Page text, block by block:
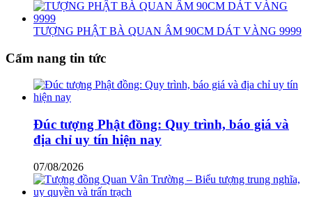
TƯỢNG PHẬT BÀ QUAN ÂM 90CM DÁT VÀNG 9999
Cẩm nang tin tức
Đúc tượng Phật đồng: Quy trình, báo giá và
địa chỉ uy tín hiện nay
07/08/2026